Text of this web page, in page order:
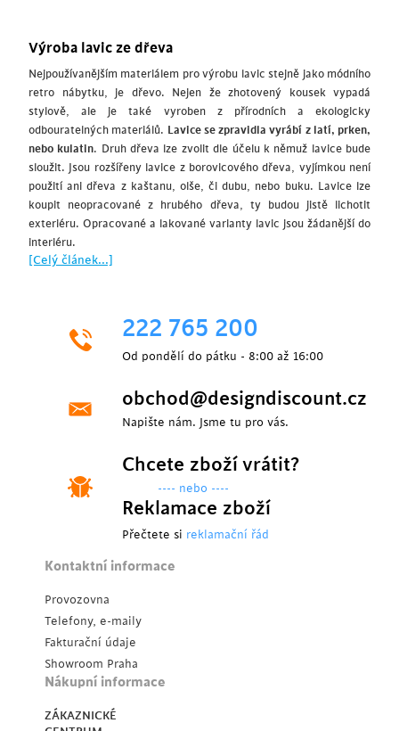
Výroba lavic ze dřeva
Nejpoužívanějším materiálem pro výrobu lavic stejně jako módního
retro nábytku, je dřevo. Nejen že zhotovený kousek vypadá
stylově, ale je také vyroben z přírodních a ekologicky
odbouratelných materiálů. Lavice se zpravidla vyrábí z latí, prken,
nebo kulatin. Druh dřeva lze zvolit dle účelu k němuž lavice bude
sloužit. Jsou rozšířeny lavice z borovicového dřeva, vyjímkou není
použití ani dřeva z kaštanu, olše, či dubu, nebo buku. Lavice lze
koupit neopracované z hrubého dřeva, ty budou jistě lichotit
exteriéru. Opracované a lakované varianty lavic jsou žádanější do
interiéru.
[Celý článek...]
222 765 200
Od pondělí do pátku - 8:00 až 16:00
obchod@designdiscount.cz
Napište nám. Jsme tu pro vás.
Chcete zboží vrátit?
---- nebo ----
Reklamace zboží
Přečtete si reklamační řád
Kontaktní informace
Provozovna
Telefony, e-maily
Fakturační údaje
Showroom Praha
Nákupní informace
ZÁKAZNICKÉ